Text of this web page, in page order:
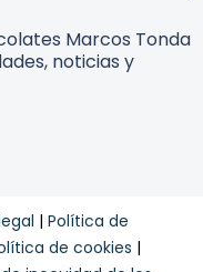
Marcos Tonda
noticias y
| Política de
de cookies |